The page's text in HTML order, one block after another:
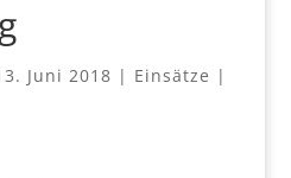
Juni 2018 | Einsätze |